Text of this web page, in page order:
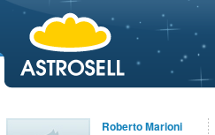
Roberto Marioni